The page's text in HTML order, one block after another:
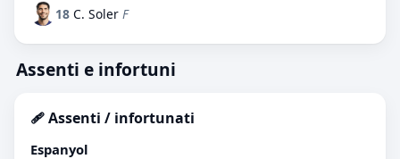
18 C. Soler F
Assenti e infortuni
🩹 Assenti / infortunati
Espanyol